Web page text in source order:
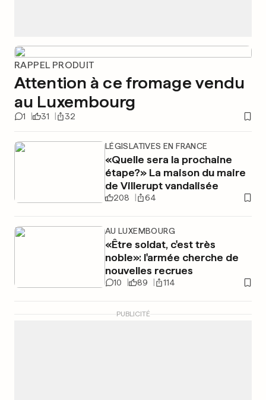
RAPPEL PRODUIT
Attention à ce fromage vendu
au Luxembourg
1 31 32
LÉGISLATIVES EN FRANCE
«Quelle sera la prochaine
étape?» La maison du maire
de Villerupt vandalisée
208 64
AU LUXEMBOURG
«Être soldat, c'est très
noble»: l'armée cherche de
nouvelles recrues
10 89 114
PUBLICITÉ